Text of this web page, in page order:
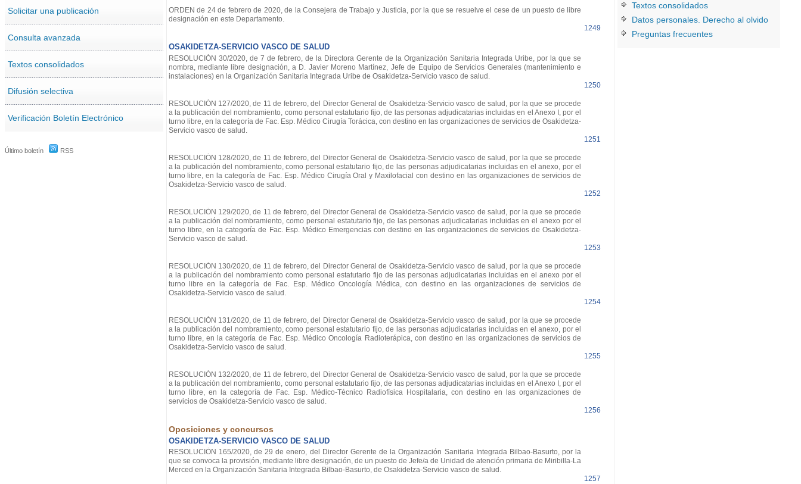
Solicitar una publicación
Consulta avanzada
Textos consolidados
Difusión selectiva
Verificación Boletín Electrónico
Último boletín RSS
ORDEN de 24 de febrero de 2020, de la Consejera de Trabajo y Justicia, por la que se resuelve el cese de un puesto de libre
designación en este Departamento.
1249
OSAKIDETZA-SERVICIO VASCO DE SALUD
RESOLUCIÓN 30/2020, de 7 de febrero, de la Directora Gerente de la Organización Sanitaria Integrada Uribe, por la que se
nombra, mediante libre designación, a D. Javier Moreno Martínez, Jefe de Equipo de Servicios Generales (mantenimiento e
instalaciones) en la Organización Sanitaria Integrada Uribe de Osakidetza-Servicio vasco de salud.
1250
RESOLUCIÓN 127/2020, de 11 de febrero, del Director General de Osakidetza-Servicio vasco de salud, por la que se procede
a la publicación del nombramiento, como personal estatutario fijo, de las personas adjudicatarias incluidas en el Anexo I, por el
turno libre, en la categoría de Fac. Esp. Médico Cirugía Torácica, con destino en las organizaciones de servicios de Osakidetza-
Servicio vasco de salud.
1251
RESOLUCIÓN 128/2020, de 11 de febrero, del Director General de Osakidetza-Servicio vasco de salud, por la que se procede
a la publicación del nombramiento, como personal estatutario fijo, de las personas adjudicatarias incluidas en el anexo, por el
turno libre, en la categoría de Fac. Esp. Médico Cirugía Oral y Maxilofacial con destino en las organizaciones de servicios de
Osakidetza-Servicio vasco de salud.
1252
RESOLUCIÓN 129/2020, de 11 de febrero, del Director General de Osakidetza-Servicio vasco de salud, por la que se procede
a la publicación del nombramiento, como personal estatutario fijo, de las personas adjudicatarias incluidas en el anexo por el
turno libre, en la categoría de Fac. Esp. Médico Emergencias con destino en las organizaciones de servicios de Osakidetza-
Servicio vasco de salud.
1253
RESOLUCIÓN 130/2020, de 11 de febrero, del Director General de Osakidetza-Servicio vasco de salud, por la que se procede
a la publicación del nombramiento como personal estatutario fijo de las personas adjudicatarias incluidas en el anexo por el
turno libre en la categoría de Fac. Esp. Médico Oncología Médica, con destino en las organizaciones de servicios de
Osakidetza-Servicio vasco de salud.
1254
RESOLUCIÓN 131/2020, de 11 de febrero, del Director General de Osakidetza-Servicio vasco de salud, por la que se procede
a la publicación del nombramiento, como personal estatutario fijo, de las personas adjudicatarias incluidas en el anexo, por el
turno libre, en la categoría de Fac. Esp. Médico Oncología Radioterápica, con destino en las organizaciones de servicios de
Osakidetza-Servicio vasco de salud.
1255
RESOLUCIÓN 132/2020, de 11 de febrero, del Director General de Osakidetza-Servicio vasco de salud, por la que se procede
a la publicación del nombramiento, como personal estatutario fijo, de las personas adjudicatarias incluidas en el Anexo I, por el
turno libre, en la categoría de Fac. Esp. Médico-Técnico Radiofísica Hospitalaria, con destino en las organizaciones de
servicios de Osakidetza-Servicio vasco de salud.
1256
Oposiciones y concursos
OSAKIDETZA-SERVICIO VASCO DE SALUD
RESOLUCIÓN 165/2020, de 29 de enero, del Director Gerente de la Organización Sanitaria Integrada Bilbao-Basurto, por la
que se convoca la provisión, mediante libre designación, de un puesto de Jefe/a de Unidad de atención primaria de Miribilla-La
Merced en la Organización Sanitaria Integrada Bilbao-Basurto, de Osakidetza-Servicio vasco de salud.
1257
Textos consolidados
Datos personales. Derecho al olvido
Preguntas frecuentes